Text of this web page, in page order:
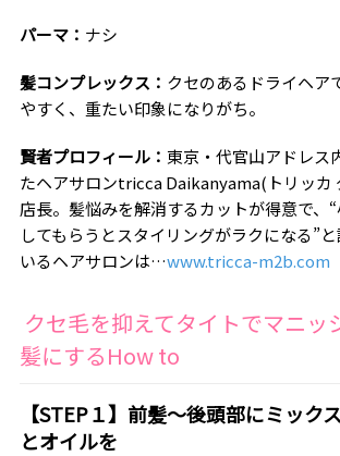
パーマ： ナシ
髪コンプレックス： クセのあるドライヘア
やすく、重たい印象になりがち。
賢者プロフィール： 東京・代官山アドレス
たヘアサロンtricca Daikanyama( トリッカ
店長。髪悩みを解消するカットが得意で、
してもらうとスタイリングがラクになる”
いるヘアサロンは…www.tricca-m2b.com
クセ毛を抑えてタイトでマニッ
髪にするHow to
【STEP１】前髪～後頭部にミック
とオイルを